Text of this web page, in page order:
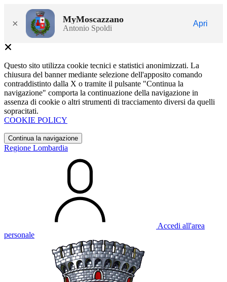
× MyMoscazzano
Antonio Spoldi
Apri
Questo sito utilizza cookie tecnici e statistici anonimizzati. La
chiusura del banner mediante selezione dell'apposito comando
contraddistinto dalla X o tramite il pulsante "Continua la
navigazione" comporta la continuazione della navigazione in
assenza di cookie o altri strumenti di tracciamento diversi da quelli
sopracitati.
COOKIE POLICY
Continua la navigazione
Regione Lombardia
Accedi all'area
personale